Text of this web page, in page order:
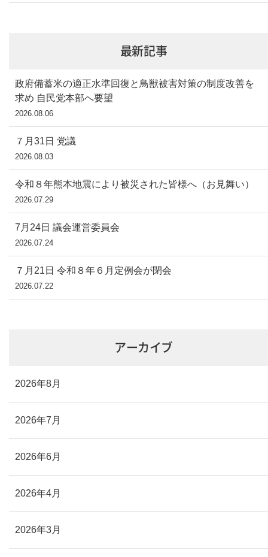
最新記事
政府備蓄米の適正水準回復と鳥獣被害対策の制度改善を
求め 自民党本部へ要望
2026.08.06
７月31日 党議
2026.08.03
令和８年熊本地震により被災された皆様へ（お見舞い）
2026.07.29
7月24日 議会運営委員会
2026.07.24
７月21日 令和８年６月定例会が閉会
2026.07.22
アーカイブ
2026年8月
2026年7月
2026年6月
2026年4月
2026年3月